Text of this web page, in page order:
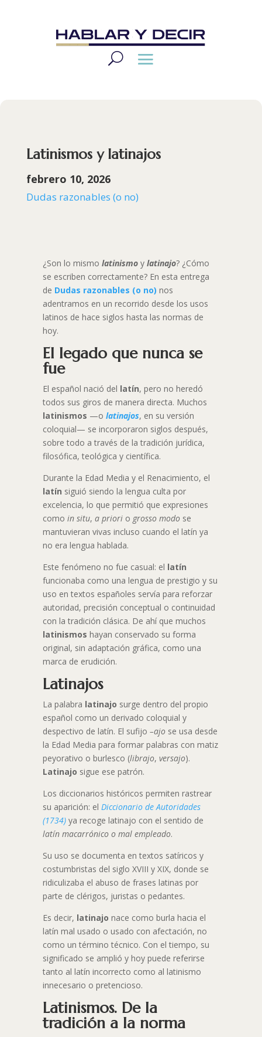
Latinismos y latinajos
febrero 10, 2026
Dudas razonables (o no)
¿Son lo mismo latinismoy latinajo? ¿Cómo
se escriben correctamente? En esta entrega
de Dudas razonables (o no) nos
adentramos en un recorrido desde los usos
latinos de hace siglos hasta las normas de
hoy.
El legado que nunca se
fue
El español nació del latín, pero no heredó
todos sus giros de manera directa. Muchos
latinismos —o latinajos, en su versión
coloquial— se incorporaron siglos después,
sobre todo a través de la tradición jurídica,
filosófica, teológica y científica.
Durante la Edad Media y el Renacimiento, el
latín siguió siendo la lengua culta por
excelencia, lo que permitió que expresiones
como in situ, a priorio grosso modo se
mantuvieran vivas incluso cuando el latín ya
no era lengua hablada.
Este fenómeno no fue casual: el latín
funcionaba como una lengua de prestigio y su
uso en textos españoles servía para reforzar
autoridad, precisión conceptual o continuidad
con la tradición clásica. De ahí que muchos
latinismos hayan conservado su forma
original, sin adaptación gráfica, como una
marca de erudición.
Latinajos
La palabra latinajo surge dentro del propio
español como un derivado coloquial y
despectivo de latín. El sufijo –ajo se usa desde
la Edad Media para formar palabras con matiz
peyorativo o burlesco (librajo, versajo).
Latinajo sigue ese patrón.
Los diccionarios históricos permiten rastrear
su aparición: el Diccionario de Autoridades
(1734)ya recoge latinajo con el sentido de
latín macarrónico o mal empleado.
Su uso se documenta en textos satíricos y
costumbristas del siglo XVIII y XIX, donde se
ridiculizaba el abuso de frases latinas por
parte de clérigos, juristas o pedantes.
Es decir, latinajo nace como burla hacia el
latín mal usado o usado con afectación, no
como un término técnico. Con el tiempo, su
significado se amplió y hoy puede referirse
tanto al latín incorrecto como al latinismo
innecesario o pretencioso.
Latinismos. De la
tradición a la norma